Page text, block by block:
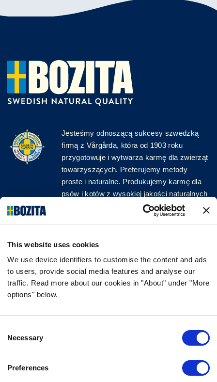
This website uses cookies
We use device identifiers to customise the content and ads
to users, provide social media features and analyse our
traffic. Read more about our cookies in "About" under "More
options" below.
Selection
Necessary
Preferences
Jesteśmy odnoszącą sukcesy szwedzką
firmą z Vårgårda, która od 1903 roku
przygotowuje i wytwarza karmę dla zwierząt
towarzyszących. Preferujemy metody
proste i naturalne. Produkujemy karmę dla
psów i kotów z wysokiej jakości naturalnych
surowców, bez zbędnych dodatków!
ŚLEDŹ NAS W MEDIACH
INFORMACJA
GWARANCJA SMAKU